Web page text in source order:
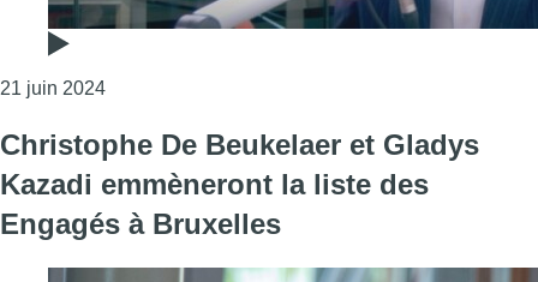
21 juin 2024Consulter l'article "Christophe De Beukelaer sur
Christophe De Beukelaer et Gladys
Kazadi emmèneront la liste des
Engagés à Bruxelles